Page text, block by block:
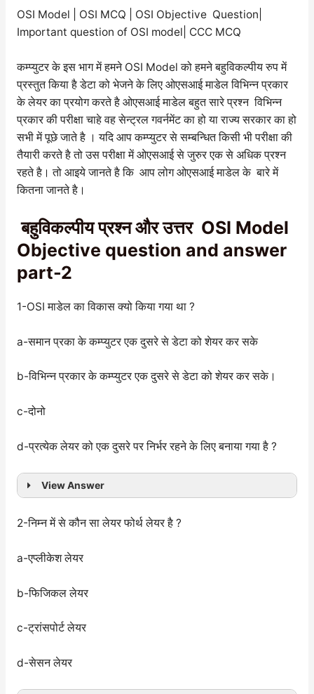
OSI Model | OSI MCQ | OSI Objective Question|
Important question of OSI model| CCC MCQ
कम्प्युटर के इस भाग में हमने OSI Model को हमने बहुविकल्पीय रुप में
प्रस्तुत किया है डेटा को भेजने के लिए ओएसआई माडेल विभिन्न प्रकार
के लेयर का प्रयोग करते है ओएसआई माडेल बहुत सारे प्रश्न विभिन्न
प्रकार की परीक्षा चाहे वह सेन्ट्रल गवर्नमेंट का हो या राज्य सरकार का हो
सभी में पूछे जाते है । यदि आप कम्प्युटर से सम्बन्धित किसी भी परीक्षा की
तैयारी करते है तो उस परीक्षा में ओएसआई से जुरुर एक से अधिक प्रश्न
रहते है। तो आइये जानते है कि आप लोग ओएसआई माडेल के बारे में
कितना जानते है।
बहुविकल्पीय प्रश्न और उत्तर OSI Model
Objective question and answer
part-2
1-OSI माडेल का विकास क्यो किया गया था ?
a-समान प्रका के कम्प्युटर एक दुसरे से डेटा को शेयर कर सके
b-विभिन्न प्रकार के कम्प्युटर एक दुसरे से डेटा को शेयर कर सके।
c-दोनो
d-प्रत्येक लेयर को एक दुसरे पर निर्भर रहने के लिए बनाया गया है ?
View Answer
2-निम्न में से कौन सा लेयर फोर्थ लेयर है ?
a-एप्लीकेश लेयर
b-फिजिकल लेयर
c-ट्रांसपोर्ट लेयर
d-सेसन लेयर